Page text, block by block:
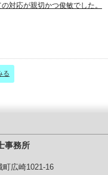
対応が親切かつ俊敏でした。
る
事務所
町広崎1021-16